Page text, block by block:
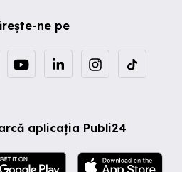
ne pe
aplicația Publi24